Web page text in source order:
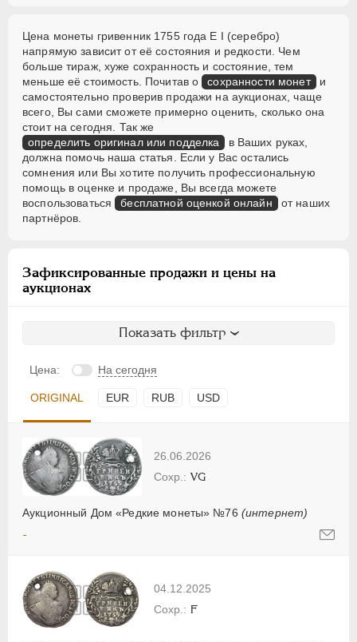
Цена монеты гривенник 1755 года Е I (серебро)
напрямую зависит от её состояния и редкости. Чем
больше тираж, хуже сохранность и состояние, тем
меньше её стоимость. Почитав о сохранности монет и
самостоятельно проверив продажи на аукционах, чаще
всего, Вы сами сможете примерно оценить, сколько она
стоит на сегодня. Так же
определить оригинал или подделка
в Ваших руках,
должна помочь наша статья. Если у Вас остались
сомнения или Вы хотите получить профессиональную
помощь в оценке и продаже, Вы всегда можете
воспользоваться бесплатной оценкой онлайн от наших
партнёров.
Зафиксированные продажи и цены на
аукционах
Показать фильтр
Цена: На сегодня
ORIGINAL EUR RUB USD
26.06.2026
Аукционный Дом «Редкие монеты» №76 (интернет)
VG
-
04.12.2025
F